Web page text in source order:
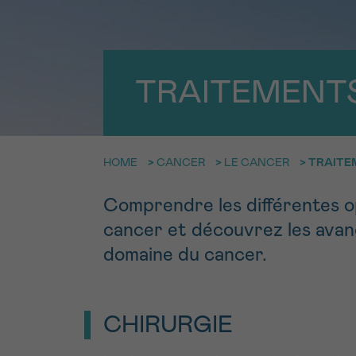
HOME > CANCER > LE CANCER >
Comprendre les différentes
cancer et découvrez les
domaine du cancer.
CHIRURGIE
0800 15
Je souhaite